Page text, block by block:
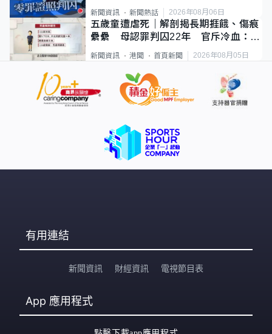
新聞資訊 新聞熱話 2026年08月06日
五歲童遭虐死｜解剖揭長期捱餓、傷痕
纍纍 母認罪判囚22年 官斥冷血：同
類案最惡劣
新聞資訊 港聞 首頁新聞 2026年08月05日
有用連結
新聞資訊 財經資訊 電視節目表
App 應用程式